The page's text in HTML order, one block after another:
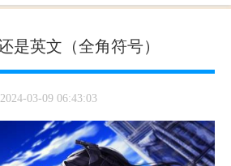
是英文（全角符号）
2024-03-09 06:43:03